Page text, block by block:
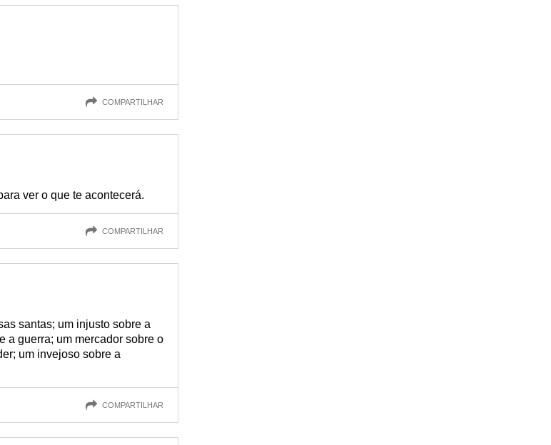
COMPARTILHAR
ver o que te acontecerá.
COMPARTILHAR
santas; um injusto sobre a
a guerra; um mercador sobre o
um invejoso sobre a
COMPARTILHAR